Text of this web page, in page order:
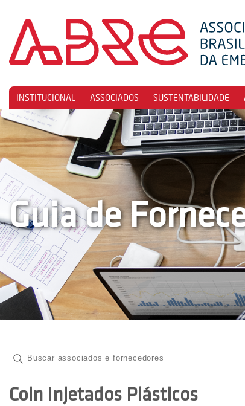
INSTITUCIONAL ASSOCIADOS SUSTENTABILIDADE
Guia de
Coin Injetados Plásticos